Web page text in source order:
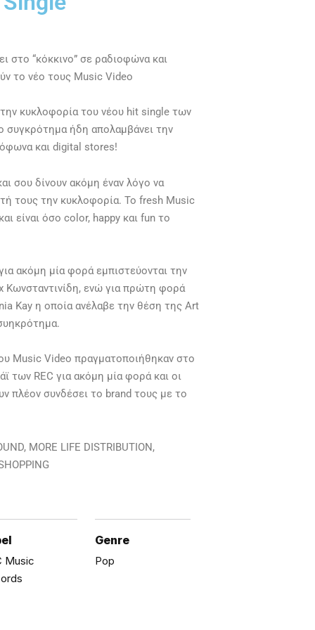
στο “κόκκινο” σε ραδιoφώνα και
το νέο τους Music Video
κυκλοφορία του νέου hit single των
συγκρότημα ήδη απολαμβάνει την
και digital stores!
σου δίνουν ακόμη έναν λόγο να
τους την κυκλοφορία. Το fresh Music
είναι όσο color, happy και fun το
ακόμη μία φορά εμπιστεύονται την
Κωνσταντινίδη, ενώ για πρώτη φορά
Kay η οποία ανέλαβε την θέση της Art
Music Video πραγματοποιήθηκαν στο
των REC για ακόμη μία φορά και οι
πλέον συνδέσει το brand τους με το
MORE LIFE DISTRIBUTION,
Music
Genre
Pop